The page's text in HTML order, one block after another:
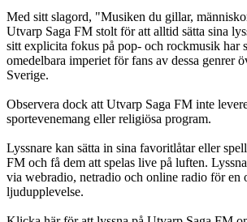
Med sitt slagord, "Musiken du gillar,
Utvarp Saga FM stolt för att alltid sätta sina
sitt explicita fokus på pop- och rockmusik har
omedelbara imperiet för fans av dessa genrer
Sverige.
Observera dock att Utvarp Saga FM inte
sportevenemang eller religiösa program.
Lyssnare kan sätta in sina favoritlåtar eller
FM och få dem att spelas live på luften.
via webradio, netradio och online radio för en
ljudupplevelse.